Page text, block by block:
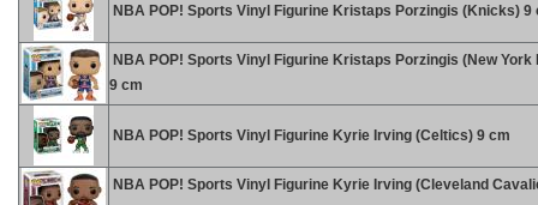
NBA POP! Sports Vinyl Figurine Kristaps Porzingis (Knicks) 9
NBA POP! Sports Vinyl Figurine Kristaps Porzingis (New York
9 cm
NBA POP! Sports Vinyl Figurine Kyrie Irving (Celtics) 9 cm
NBA POP! Sports Vinyl Figurine Kyrie Irving (Cleveland